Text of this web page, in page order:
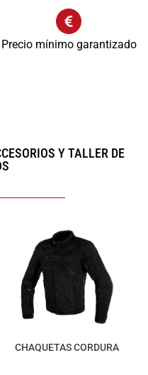
Precio mínimo garantizado
Y TALLER DE
CHAQUETAS CORDURA